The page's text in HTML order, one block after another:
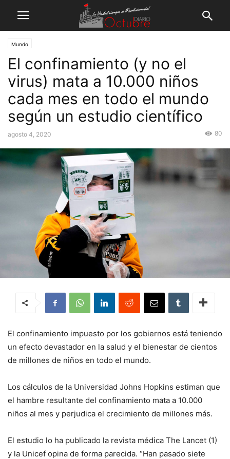
Mundo
El confinamiento (y no el
virus) mata a 10.000 niños
cada mes en todo el mundo
según un estudio científico
agosto 4, 2020 80
El confinamiento impuesto por los gobiernos está teniendo
un efecto devastador en la salud y el bienestar de cientos
de millones de niños en todo el mundo.
Los cálculos de la Universidad Johns Hopkins estiman que
el hambre resultante del confinamiento mata a 10.000
niños al mes y perjudica el crecimiento de millones más.
El estudio lo ha publicado la revista médica The Lancet (1)
y la Unicef opina de forma parecida. “Han pasado siete